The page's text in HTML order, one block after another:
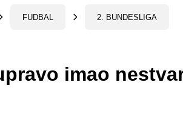
FUDBAL 2. BUNDESLIGA
imao